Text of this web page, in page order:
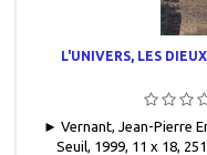
L'UNIVERS, LES
► Vernant, Jean-Pierre
Seuil, 1999, 11 x 18,